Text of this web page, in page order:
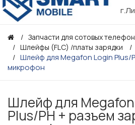
Запчасти для сотовых
Шлейфы (FLC) /платы зарядки
Шлейф для Megafon Login Plus/
микрофон
Шлейф для
Plus/PH + разъем